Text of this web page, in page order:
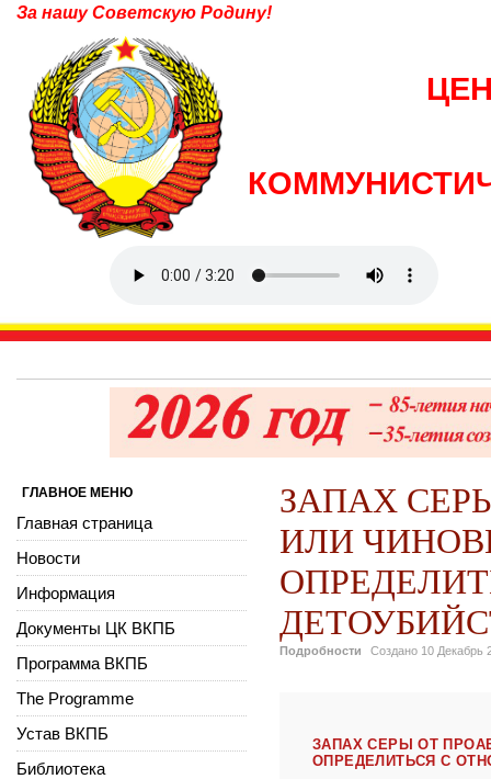
За нашу Советскую Родину!
ЗАПАХ
ИЛИ
Подробности Создано 10 Декабрь
ЗАПАХ СЕРЫ ОТ
ОПРЕДЕЛИТЬСЯ С
ГЛАВНОЕ МЕНЮ
Главная страница
Новости
Информация
Документы ЦК ВКПБ
Программа ВКПБ
The Programme
Устав ВКПБ
Библиотека